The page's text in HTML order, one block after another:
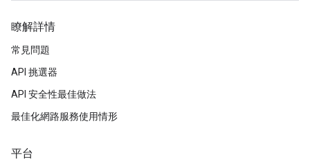
瞭解詳情
常見問題
API 挑選器
API 安全性最佳做法
最佳化網路服務使用情形
平台